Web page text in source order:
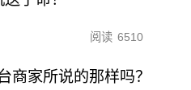
阅读 6510
商家所说的那样吗？